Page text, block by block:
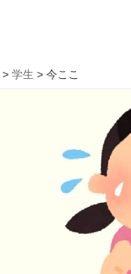
> 学生 > 今ここ